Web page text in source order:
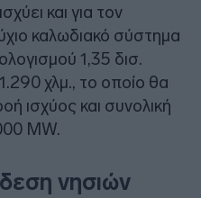
και για τον
καλωδιακό σύστημα
1,35 δισ.
χλμ., το οποίο θα
ισχύος και συνολική
MW.
νησιών